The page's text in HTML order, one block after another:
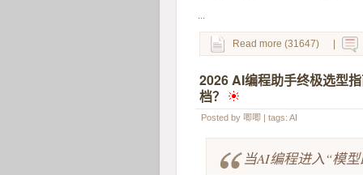
...
Read more (31647)
2026 AI编程助手终极选型
档？
Posted by 唧唧 | tags: AI
当AI编程进入“模